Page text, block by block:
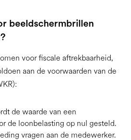
beeldschermbrillen
voor fiscale aftrekbaarheid,
aan de voorwaarden van de
de waarde van een
de loonbelasting op nul gesteld.
vragen aan de medewerker.